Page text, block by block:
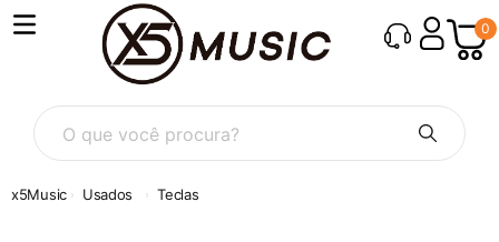
0
O que você procura?
Usados Teclas